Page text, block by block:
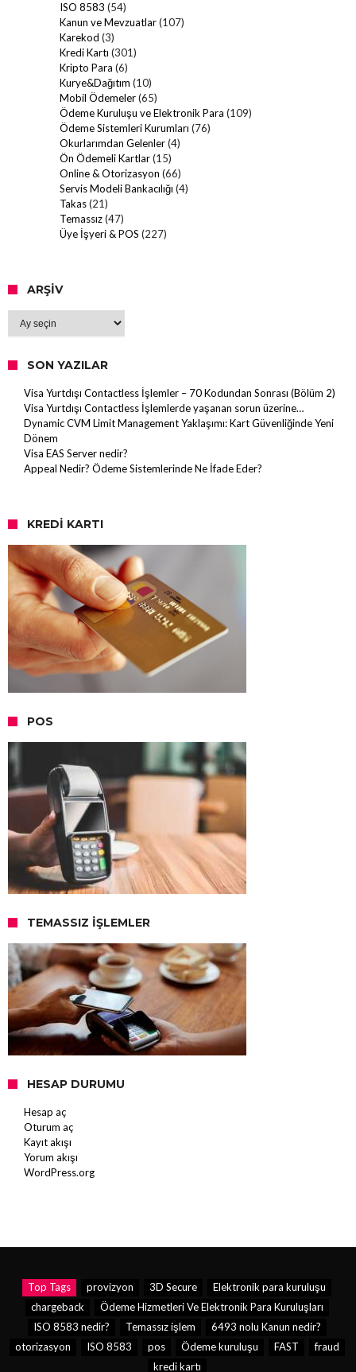
ISO 8583 (54)
Kanun ve Mevzuatlar(107)
Karekod (3)
Kredi Kartı (301)
Kripto Para (6)
Kurye&Dağıtım (10)
Mobil Ödemeler(65)
Ödeme Kuruluşu ve Elektronik Para (109)
Ödeme Sistemleri Kurumları (76)
Okurlarımdan Gelenler(4)
Ön Ödemeli Kartlar(15)
Online & Otorizasyon (66)
Servis Modeli Bankacılığı (4)
Takas(21)
Temassız(47)
Üye İşyeri & POS (227)
ARŞIV
Arşiv
SON YAZILAR
Visa Yurtdışı Contactless İşlemler – 70 Kodundan Sonrası (Bölüm 2)
Visa Yurtdışı Contactless İşlemlerde yaşanan sorun üzerine…
Dynamic CVM Limit Management Yaklaşımı: Kart Güvenliğinde Yeni
Dönem
Visa EAS Server nedir?
Appeal Nedir? Ödeme Sistemlerinde Ne İfade Eder?
KREDI KARTI
POS
TEMASSIZ İŞLEMLER
HESAP DURUMU
Hesap aç
Oturum aç
Kayıt akışı
Yorum akışı
WordPress.org
Top Tags provizyon 3D Secure
Elektronik para kuruluşu
chargeback
Ödeme Hizmetleri Ve Elektronik Para Kuruluşları
ISO 8583 nedir?
Temassız işlem
6493 nolu Kanun nedir?
otorizasyon
ISO 8583 pos Ödeme kuruluşu FAST
fraud
kredi kartı